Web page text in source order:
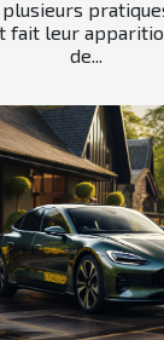
plusieurs
fait leur
de...